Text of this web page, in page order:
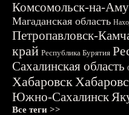
Комсомольск-на-
Магаданская область
Петропавловск-
край Республика Бурятия
Сахалинская область
Хабаровск
Южно-Сахалинск
Все теги >>